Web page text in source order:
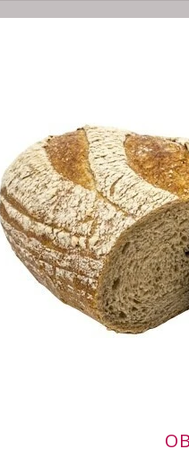
Taart / Sloffen
Dieet/allergie